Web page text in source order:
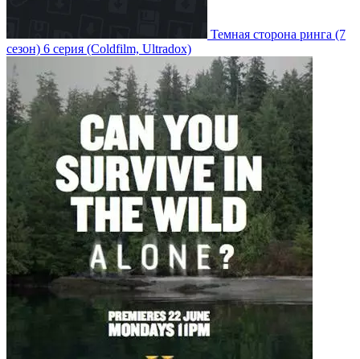
Темная сторона ринга (7
сезон) 6 серия (Coldfilm, Ultradox)